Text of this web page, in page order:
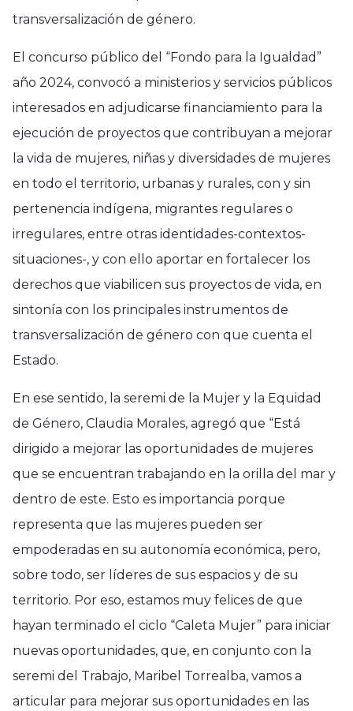
transversalización de género.
El concurso público del “Fondo para la Igualdad”
año 2024, convocó a ministerios y servicios públicos
interesados en adjudicarse financiamiento para la
ejecución de proyectos que contribuyan a mejorar
la vida de mujeres, niñas y diversidades de mujeres
en todo el territorio, urbanas y rurales, con y sin
pertenencia indígena, migrantes regulares o
irregulares, entre otras identidades-contextos-
situaciones-, y con ello aportar en fortalecer los
derechos que viabilicen sus proyectos de vida, en
sintonía con los principales instrumentos de
transversalización de género con que cuenta el
Estado.
En ese sentido, la seremi de la Mujer y la Equidad
de Género, Claudia Morales, agregó que “Está
dirigido a mejorar las oportunidades de mujeres
que se encuentran trabajando en la orilla del mar y
dentro de este. Esto es importancia porque
representa que las mujeres pueden ser
empoderadas en su autonomía económica, pero,
sobre todo, ser líderes de sus espacios y de su
territorio. Por eso, estamos muy felices de que
hayan terminado el ciclo “Caleta Mujer” para iniciar
nuevas oportunidades, que, en conjunto con la
seremi del Trabajo, Maribel Torrealba, vamos a
articular para mejorar sus oportunidades en las